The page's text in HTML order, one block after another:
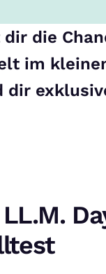
dir die
im
dir